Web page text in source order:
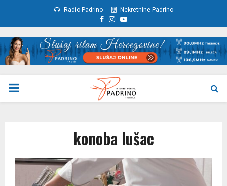
Radio Padrino Nekretnine Padrino
Facebook
Instagram
Youtube
PRIMARY
konoba lušac